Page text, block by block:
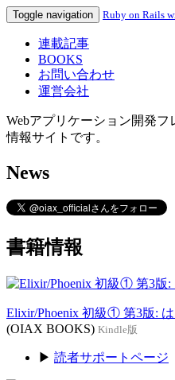
Toggle navigation Ruby on Rails
連載記事
BOOKS
お問い合わせ
運営会社
Webアプリケーション開発フ
情報サイトです。
News
書籍情報
Elixir/Phoenix 初級① 第3版:
(OIAX BOOKS) Kindle版
▶ 読者サポートページ